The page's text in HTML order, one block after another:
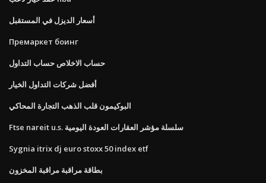
أسعار الديزل في المستقبل
Премаркет боинг
حساب الاخلاص حساب التداول
أفضل شركات التداول الخيار
البوكيمون قلب الذهب التجارة المحاكي
Ftse nareit u.s. سلسلة مؤشر العقارات العودة اليومية
Sygnia itrix dj euro stoxx 50 index etf
بطاقة مراقبة مراقبة المخزون